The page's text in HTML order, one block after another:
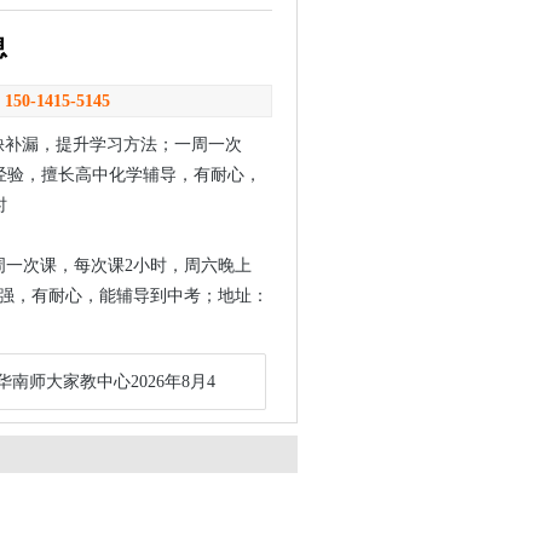
150-1415-5145
漏，提升学习方法；一周一次
，擅长高中化学辅导，有耐心，
次课，每次课2小时，周六晚上
，有耐心，能辅导到中考；地址：
南师大家教中心2026年8月4